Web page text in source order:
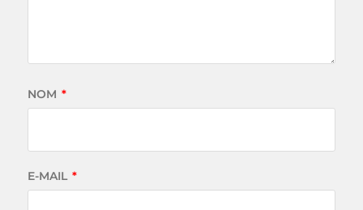
NOM *
E-MAIL *